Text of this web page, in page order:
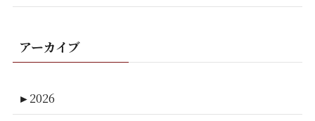
アーカイブ
►2026